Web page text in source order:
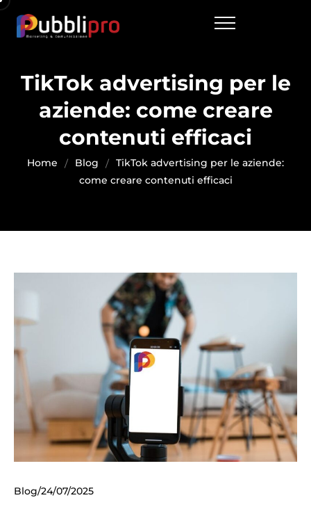
TikTok advertising per le
aziende: come creare
contenuti efficaci
Home Blog
TikTok advertising per le aziende:
come creare contenuti efficaci
Blog 24/07/2025